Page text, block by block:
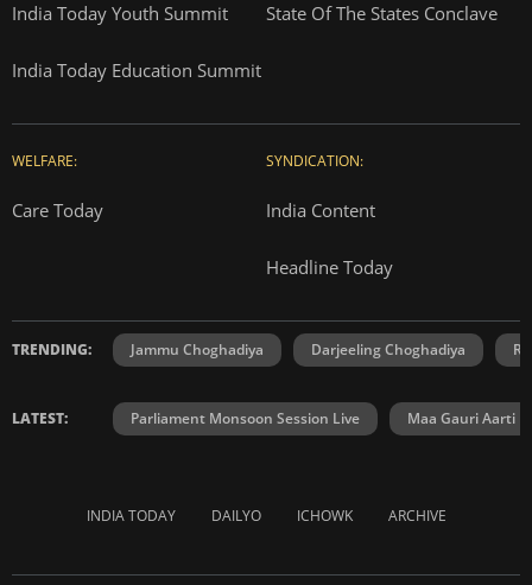
India Today Youth Summit State Of The States Conclave
India Today Education Summit
WELFARE:
Care Today
SYNDICATION:
India Content
Headline Today
TRENDING: Jammu Choghadiya Darjeeling Choghadiya
LATEST: Parliament Monsoon Session Live Maa Gauri Aarti
INDIA TODAY DAILYO ICHOWK ARCHIVE